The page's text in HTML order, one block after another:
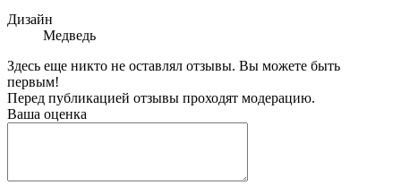
Дизайн
Медведь
Здесь еще никто не оставлял отзывы. Вы можете быть
первым!
Перед публикацией отзывы проходят модерацию.
Ваша оценка